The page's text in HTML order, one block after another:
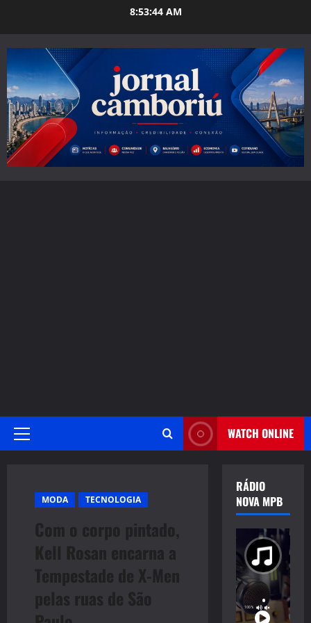
8:53:46 AM
Primary
WATCH ONLINE
MODA TECNOLOGIA
Com o corpo pintado,
Kell Rosan encarna a
Tempestade de X-Men
pelas ruas de São
RÁDIO
NOVA MPB